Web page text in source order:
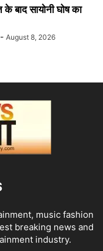
बाद सायोनी घोष का
- August 8, 2026
music fashion
breaking news and
industry.